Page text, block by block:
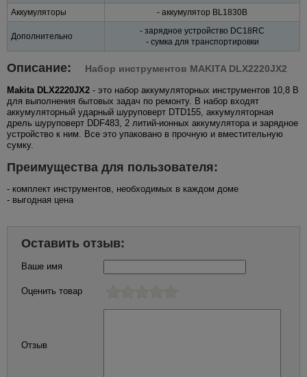
Аккумуляторы
- аккумулятор BL1830B
Дополнительно
- зарядное устройство DC18RC
- сумка для транспортировки
Описание: Набор инструментов MAKITA DLX2220JX2
Makita DLX2220JX2 - это набор аккумуляторных инструментов 10,8 В
для выполнения бытовых задач по ремонту. В набор входят
аккумуляторный ударный шуруповерт DTD155, аккумуляторная
дрель шуруповерт DDF483, 2 литий-ионных аккумулятора и зарядное
устройство к ним. Все это упаковано в прочную и вместительную
сумку.
Преимущества для пользователя:
- комплект инструментов, необходимых в каждом доме
- выгодная цена
Оставить отзыв:
Ваше имя
Оценить товар
Отзыв